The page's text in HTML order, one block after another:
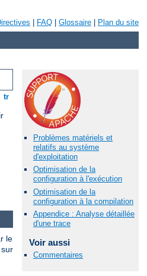
FAQ Glossaire Plan du site
tr
Problèmes matériels et
relatifs au système
d'exploitation
Optimisation de la
configuration à l'exécution
Optimisation de la
configuration à la compilation
Appendice : Analyse détaillée
d'une trace
Voir aussi
Commentaires
le